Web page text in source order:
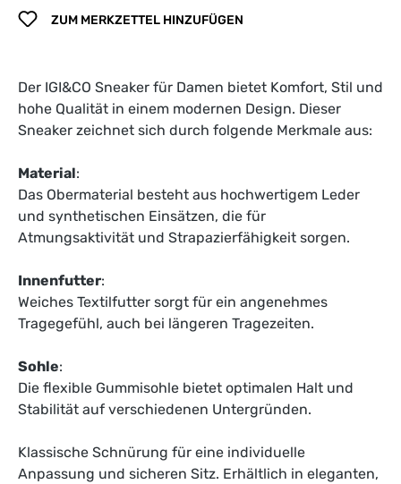
ZUM MERKZETTEL HINZUFÜGEN
Der IGI&CO Sneaker für Damen bietet Komfort, Stil und
hohe Qualität in einem modernen Design. Dieser
Sneaker zeichnet sich durch folgende Merkmale aus:
Material:
Das Obermaterial besteht aus hochwertigem Leder
und synthetischen Einsätzen, die für
Atmungsaktivität und Strapazierfähigkeit sorgen.
Innenfutter:
Weiches Textilfutter sorgt für ein angenehmes
Tragegefühl, auch bei längeren Tragezeiten.
Sohle:
Die flexible Gummisohle bietet optimalen Halt und
Stabilität auf verschiedenen Untergründen.
Klassische Schnürung für eine individuelle
Anpassung und sicheren Sitz. Erhältlich in eleganten,